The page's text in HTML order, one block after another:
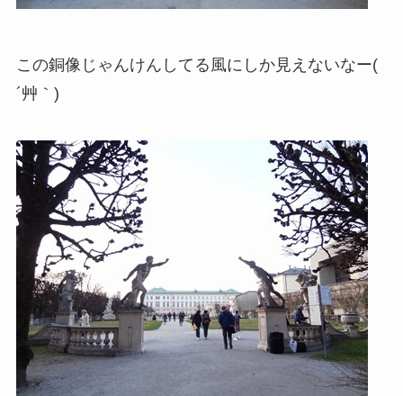
この銅像じゃんけんしてる風にしか見えないなー(
´艸｀)